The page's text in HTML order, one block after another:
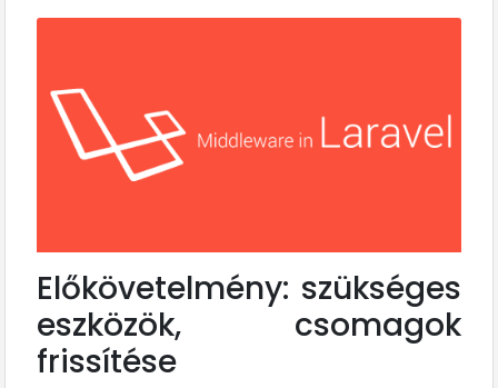
Előkövetelmény: szükséges
eszközök, csomagok
frissítése